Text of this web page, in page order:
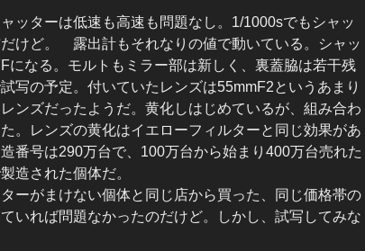
ッターは低速も高速も問題なし。1/1000sでもシャッ
けど。 露出計もそれなりの値で動いている。シャッ
になる。モルトもミラー部は新しく、裏蓋脇は若干残
写の予定。付いていたレンズは55mmF2というあまり
ンズだったようだ。黄化しはじめているが、組み合わ
。レンズの黄化はイエローフィルターと同じ効果があ
番号は290万台で、100万台から始まり400万台売れた
造された個体だ。
ーがまけない個体と同じ店から買った、同じ価格帯の
いれば問題なかったのだけど。しかし、試写してみな